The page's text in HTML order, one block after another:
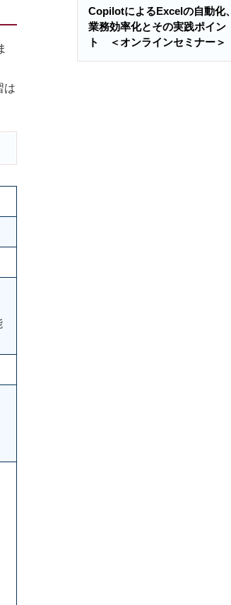
は
CopilotによるExcelの自動化、
業務効率化とその実践ポイン
ト ＜オンラインセミナー＞